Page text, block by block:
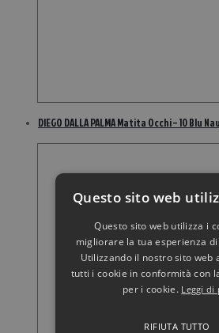
DIEGO DALLA PALMA Matita Occhi – 10 Blu
Questo sito web
Questo sito web utilizza i
migliorare la tua esperienza
Utilizzando il nostro sito web
tutti i cookie in conformità con
per i cookie. Leggi di
RIFIUTA TUTTO